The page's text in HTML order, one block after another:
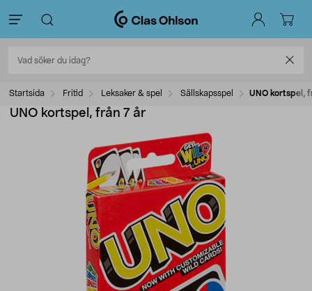
Startsida Fritid Leksaker & spel Sällskapsspel UNO kortspel,
UNO kortspel, från 7 år